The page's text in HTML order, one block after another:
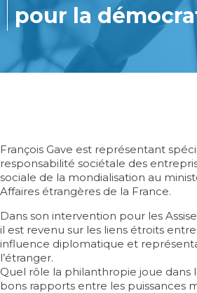
pour la
François Gave est représentant
responsabilité sociétale des
sociale de la mondialisation au
Affaires étrangères de la France.
Dans son intervention pour les
il est revenu sur les liens étroits
influence diplomatique et
l’étranger.
Quel rôle la philanthropie joue dans
bons rapports entre les puissances